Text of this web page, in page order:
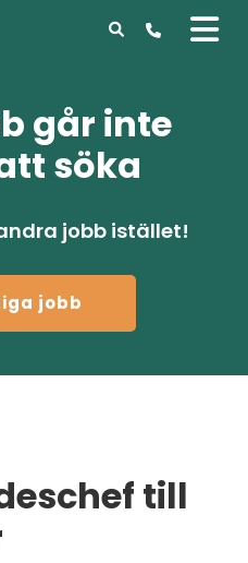
går inte
söka
jobb istället!
jobb
till